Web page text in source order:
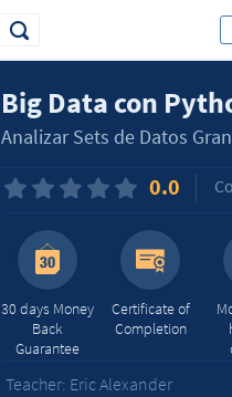
Big Data con
Analizar Sets de Datos
0.0
30 days Money
Back
Guarantee
Certificate of
Completion
Teacher: Eric Alexander